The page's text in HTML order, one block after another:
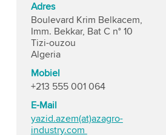
Adres
Boulevard Krim Belkacem,
Imm. Bekkar, Bat C n° 10
Tizi-ouzou
Algeria
Mobiel
+213 555 001 064
E-Mail
yazid.azem(at)azagro-
industry.com